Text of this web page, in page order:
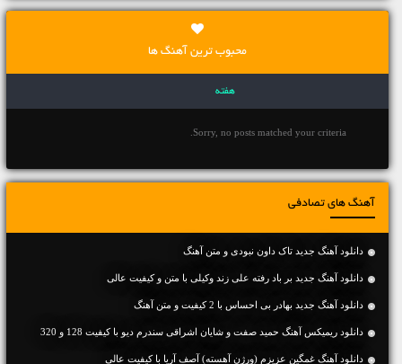
محبوب ترین آهنگ ها
هفته
Sorry, no posts matched your criteria.
آهنگ های تصادفی
دانلود آهنگ جديد تاک داون نبودی و متن آهنگ
دانلود آهنگ جديد بر باد رفته علی زند وکیلی با متن و کیفیت عالی
دانلود آهنگ جديد بهادر بی احساس با 2 کیفیت و متن آهنگ
دانلود ریمیکس آهنگ حمید صفت و شایان اشراقی سندرم دیو با کیفیت 128 و 320
دانلود آهنگ غمگین عزیزم (ورژن آهسته) آصف آریا با کیفیت عالی